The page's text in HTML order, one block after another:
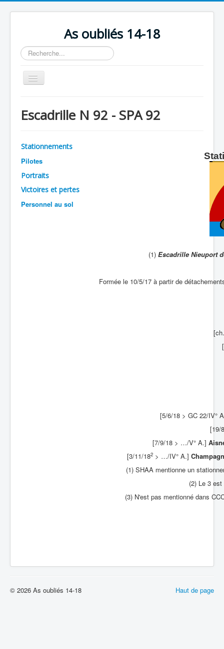
As oubliés 14-18
Rechercher
Basculer
la
Chronologie
Avions
Personnels
Formation
Escadrille N 92 - SPA 92
Stationnements
Pilotes
Portraits
Victoires et pertes
Personnel au sol
(1) Escadrille Nieuport
Formée le 10/5/17 à partir de
[5/6/18 > GC 22/IV°
[19/
[7/9/18 > …/V° A.]
[3/11/182 > …/IV° A.]
(1) SHAA mentionne un
(2) Le 3
(3) N'est pas mentionné dans
Haut de page
© 2026 As oubliés 14-18